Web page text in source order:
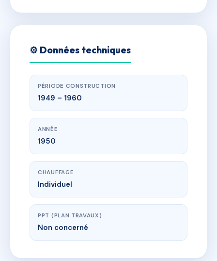
⚙️ Données techniques
PÉRIODE CONSTRUCTION
1949 – 1960
ANNÉE
1950
CHAUFFAGE
Individuel
PPT (PLAN TRAVAUX)
Non concerné